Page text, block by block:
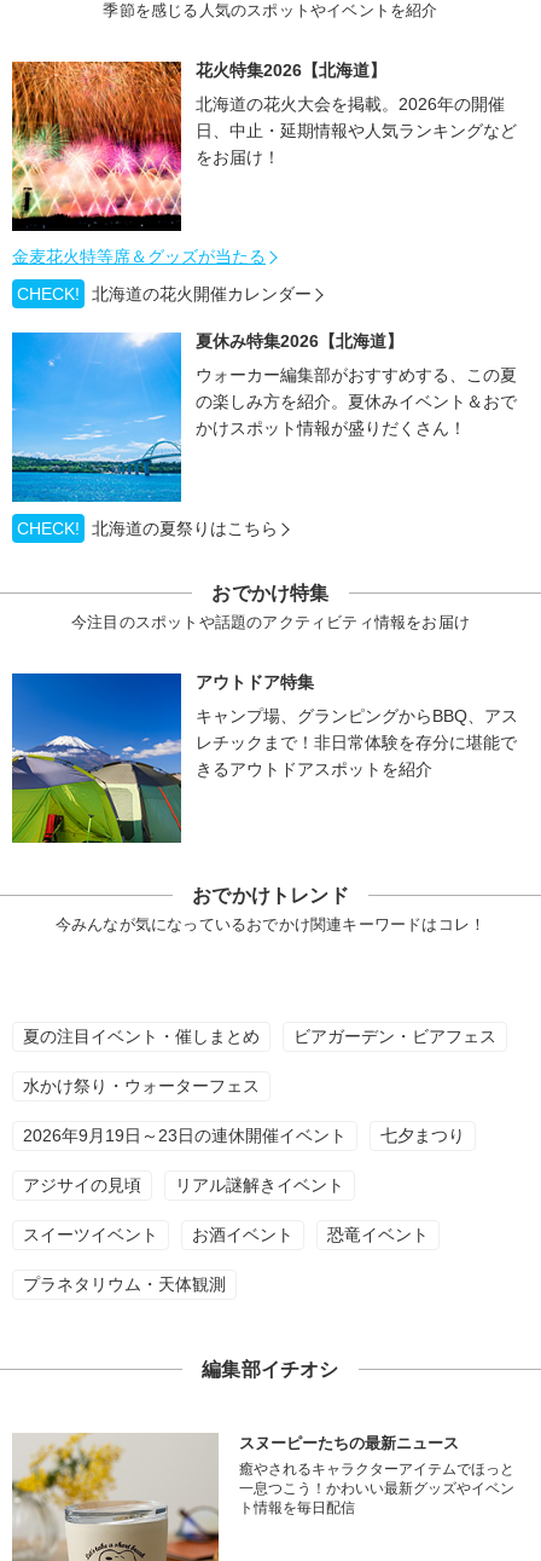
季節を感じる人気のスポットやイベントを紹介
花火特集2026【北海道】
北海道の花火大会を掲載。2026年の開催
日、中止・延期情報や人気ランキングなど
をお届け！
金麦花火特等席＆グッズが当たる
CHECK!
北海道の花火開催カレンダー
夏休み特集2026【北海道】
ウォーカー編集部がおすすめする、この夏
の楽しみ方を紹介。夏休みイベント＆おで
かけスポット情報が盛りだくさん！
CHECK! 北海道の夏祭りはこちら
おでかけ特集
今注目のスポットや話題のアクティビティ情報をお届け
アウトドア特集
キャンプ場、グランピングからBBQ、アス
レチックまで！非日常体験を存分に堪能で
きるアウトドアスポットを紹介
おでかけトレンド
今みんなが気になっているおでかけ関連キーワードはコレ！
夏の注目イベント・催しまとめ ビアガーデン・ビアフェス
水かけ祭り・ウォーターフェス
2026年9月19日～23日の連休開催イベント 七夕まつり
アジサイの見頃 リアル謎解きイベント
スイーツイベント お酒イベント 恐竜イベント
プラネタリウム・天体観測
編集部イチオシ
スヌーピーたちの最新ニュース
癒やされるキャラクターアイテムでほっと
一息つこう！かわいい最新グッズやイベン
ト情報を毎日配信